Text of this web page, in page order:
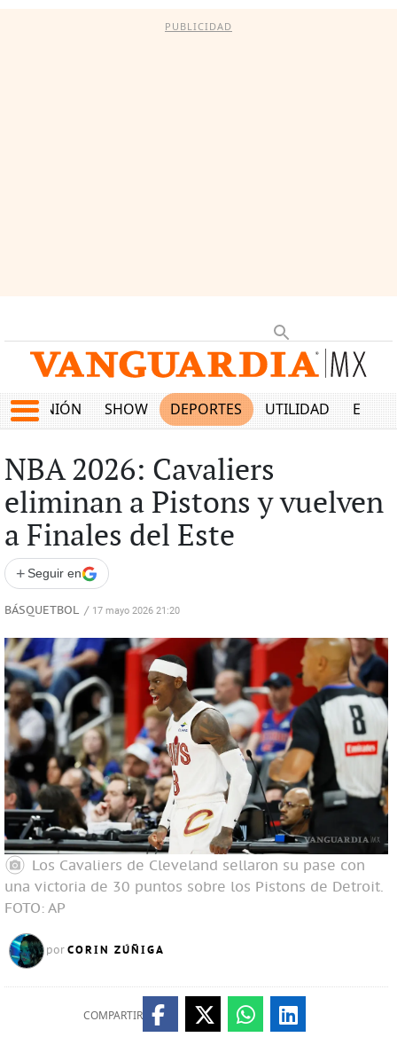
PUBLICIDAD
OPINIÓN SHOW DEPORTES UTILIDAD
NBA 2026: Cavaliers
eliminan a Pistons y vuelven
a Finales del Este
+ Seguir en
BÁSQUETBOL / 17 mayo 2026 21:20
Los Cavaliers de Cleveland sellaron su pase con
una victoria de 30 puntos sobre los Pistons de Detroit.
FOTO: AP
por CORIN ZÚÑIGA
COMPARTIR